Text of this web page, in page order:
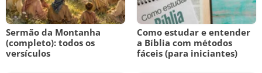
Sermão da Montanha
(completo): todos os
versículos
Como estudar e entender
a Bíblia com métodos
fáceis (para iniciantes)